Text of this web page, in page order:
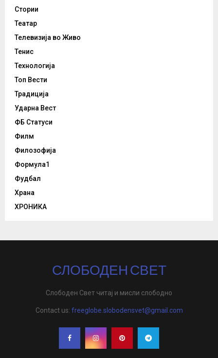
Стории
Театар
Телевизија во Живо
Тенис
Технологија
Топ Вести
Традиција
Ударна Вест
ФБ Статуси
Филм
Филозофија
Формула1
Фудбал
Храна
ХРОНИКА
СЛОБОДЕН СВЕТ
Слободен Свет читај и мисли слободно
Contact us: freeglobe.slobodensvet@gmail.com